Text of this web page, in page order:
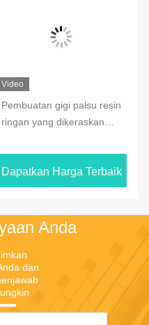
Video
Pembuatan gigi palsu resin
ringan yang dikeraskan
Dapatkan Harga Terbaik
Anda
dan